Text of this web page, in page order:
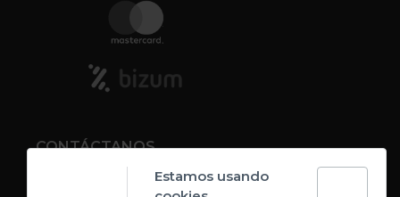
CONTÁCTANOS
Estamos usando